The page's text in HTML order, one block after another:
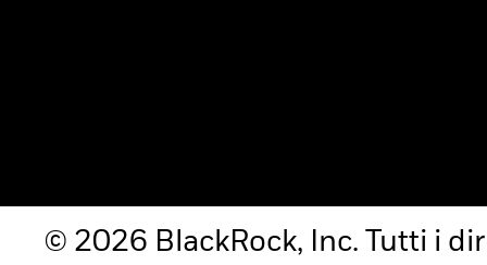
© 2026 BlackRock, Inc. Tutti i